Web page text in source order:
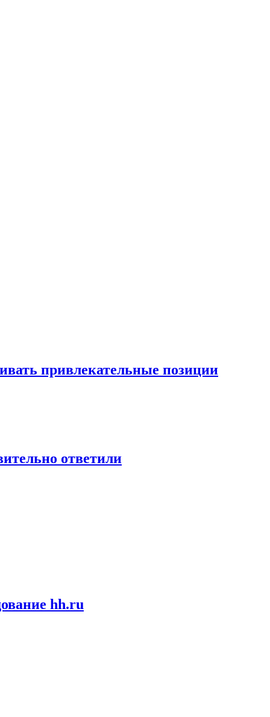
привлекательные позиции
ответили
hh.ru